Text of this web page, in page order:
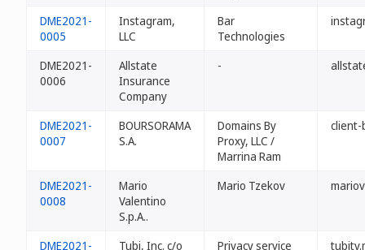
DME2021-
0005
Instagram,
LLC
Bar
Technologies
DME2021-
0006
Allstate
Insurance
Company
-
DME2021-
0007
BOURSORAMA
S.A.
Domains By
Proxy, LLC /
Marrina Ram
client-
DME2021-
0008
Mario
Valentino
S.p.A..
Mario Tzekov
DME2021-
Tubi, Inc. c/o
Privacy service